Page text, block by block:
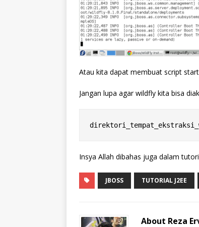
Atau kita dapat membuat script
Jangan lupa agar wildfly kita bisa
Insya Allah dibahas juga dalam
JBOSS TUTORIAL J2EE
About Reza